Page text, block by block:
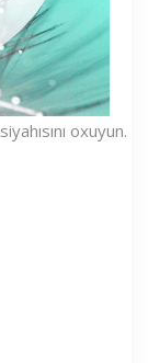
oxuyun.